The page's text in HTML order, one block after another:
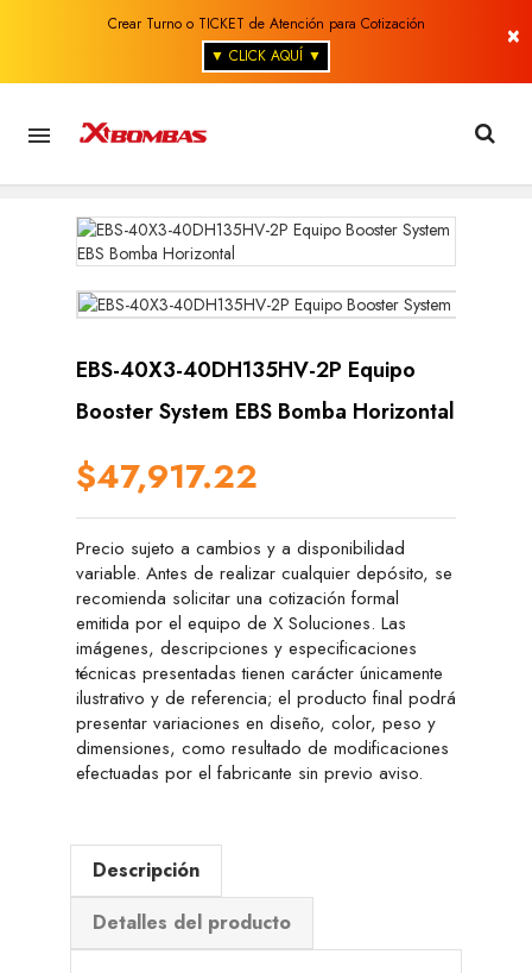
×
Crear Turno o TICKET de Atención para Cotización
▼ CLICK AQUÍ ▼

EBS-40X3-40DH135HV-2P Equipo
Booster System EBS Bomba Horizontal
$47,917.22
Precio sujeto a cambios y a disponibilidad
variable. Antes de realizar cualquier depósito, se
recomienda solicitar una cotización formal
emitida por el equipo de X Soluciones. Las
imágenes, descripciones y especificaciones
técnicas presentadas tienen carácter únicamente
ilustrativo y de referencia; el producto final podrá
presentar variaciones en diseño, color, peso y
dimensiones, como resultado de modificaciones
efectuadas por el fabricante sin previo aviso.
Descripción
Detalles del producto